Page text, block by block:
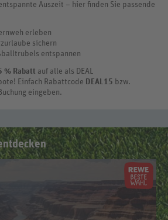
Auszeit – hier finden Sie passende
erleben
sichern
entspannen
% Rabatt auf alle als DEAL
Einfach Rabattcode DEAL15 bzw.
eingeben.